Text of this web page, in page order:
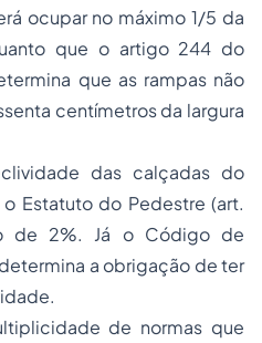
ocupar no máximo 1/5 da
que o artigo 244 do
que as rampas não
centímetros da largura
das calçadas do
Estatuto do Pedestre (art.
de 2%. Já o Código de
a obrigação de ter
de normas que